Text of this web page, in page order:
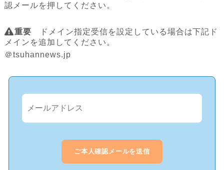
認メールを押してください。
重要 ドメイン指定受信を設定している場合は下記ド
メインを追加してください。
＠tsuhannews.jp